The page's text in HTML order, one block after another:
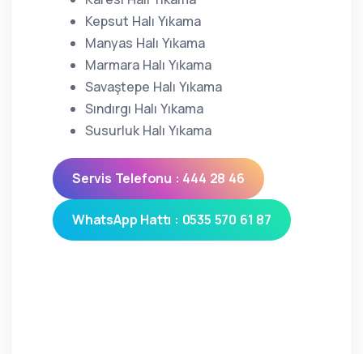
Kepsut Halı Yıkama
Manyas Halı Yıkama
Marmara Halı Yıkama
Savaştepe Halı Yıkama
Sındırgı Halı Yıkama
Susurluk Halı Yıkama
Servis Telefonu : 444 28 46
WhatsApp Hattı : 0535 570 61 87